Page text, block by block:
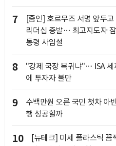
7
[줌인] 호르무즈 서명 앞두고
리더십 증발… 최고지도자 잠
통령 사임설
8
"강제 국장 복귀냐"… ISA 세
에 투자자 불만
9
수백만원 오른 국민 첫차 아
행 성공할까
10
[뉴테크] 미세 플라스틱 꼼